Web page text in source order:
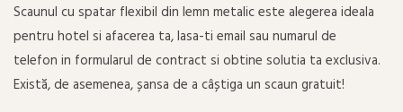
Scaunul cu spatar flexibil din lemn metalic este alegerea ideala
pentru hotel si afacerea ta, lasa-ti email sau numarul de
telefon in formularul de contract si obtine solutia ta exclusiva.
Există, de asemenea, șansa de a câștiga un scaun gratuit!